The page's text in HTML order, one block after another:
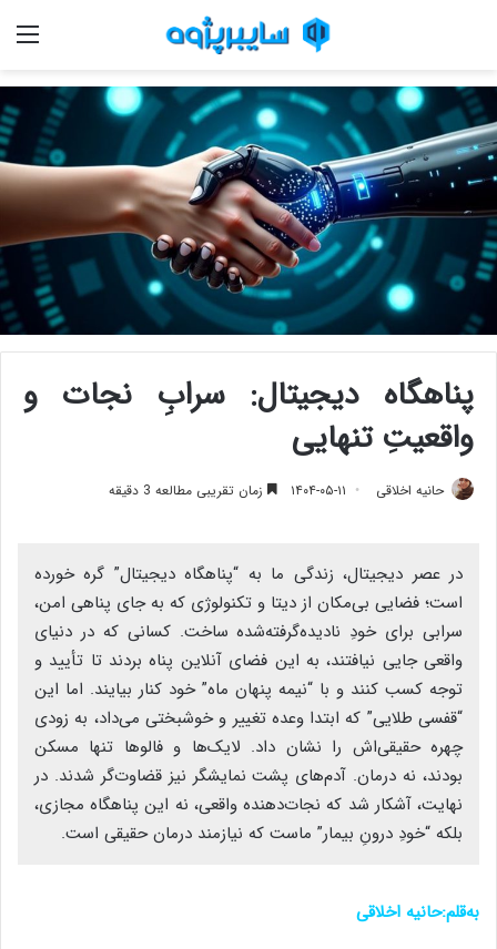
پناهگاه دیجیتال: سرابِ نجات و
واقعیتِ تنهایی
حانیه اخلاقی ۱۴۰۴-۰۵-۱۱ زمان تقریبی مطالعه 3 دقیقه
در عصر دیجیتال، زندگی ما به “پناهگاه دیجیتال” گره خورده
است؛ فضایی بی‌مکان از دیتا و تکنولوژی که به جای پناهی امن،
سرابی برای خودِ نادیده‌گرفته‌شده ساخت. کسانی که در دنیای
واقعی جایی نیافتند، به این فضای آنلاین پناه بردند تا تأیید و
توجه کسب کنند و با “نیمه پنهان ماه” خود کنار بیایند. اما این
“قفسی طلایی” که ابتدا وعده تغییر و خوشبختی می‌داد، به زودی
چهره حقیقی‌اش را نشان داد. لایک‌ها و فالوها تنها مسکن
بودند، نه درمان. آدم‌های پشت نمایشگر نیز قضاوت‌گر شدند. در
نهایت، آشکار شد که نجات‌دهنده واقعی، نه این پناهگاه مجازی،
بلکه “خودِ درونِ بیمار” ماست که نیازمند درمان حقیقی است.
به‌قلم:حانیه اخلاقی